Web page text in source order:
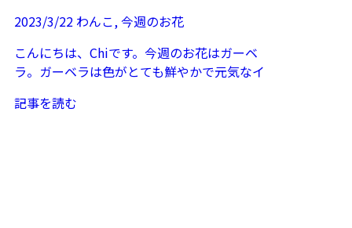
2023/3/22 わんこ,今週のお花
こんにちは、Chiです。今週のお花はガーベ
ラ。ガーベラは色がとても鮮やかで元気なイ
く、年間通して入...
記事を読む